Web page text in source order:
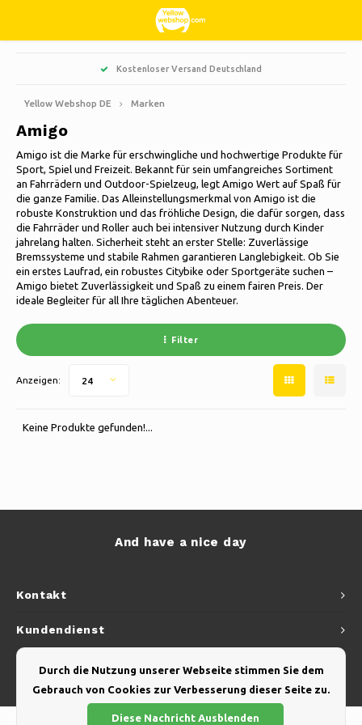
Hoofdmenu / haushalte
Kochen
Reinigen
Aufbewahrungsboxen
Hoofdmenu / hobbys & freizeit
Bücher
Kreativ
Tiere
Fahrräder
Camping
Reisen
Hoofdmenu / weihnachten
Künstliche Weihnachtsbäume
Weihnachtskränze & Girlanden
Weihnachtsbeleuchtung
Weihnachtsdekoration
Hoofdmenu / kleidung
Jacken Nordberg Outdoor
Wintersport Nordberg Outdoor
Unterwäsche
Socken
Thermo
Hoofdmenu / süßigkeiten und bonbons
Süß, sauer und Lakritz
Hoofdmenu / garten
Barbecue
Pflanzgefäße und Blumentöpfe
Sonnenschirme
Gartendekoration
Gartenwerkzeuge
Gartenmöbel
Hoofdmenu / wohnen, interieur und dekoration
Fußmatten
Dekoration & Zubehör
Duftkerzen
Glasbilder
Kerzen
Uhren
Hoofdmenu
Nederlands
Deutsch
English
Français
Italiano
Kostenloser Versand Deutschland
Yellow Webshop DE Marken
Amigo
Amigo ist die Marke für erschwingliche und hochwertige Produkte für
Sport, Spiel und Freizeit. Bekannt für sein umfangreiches Sortiment
an Fahrrädern und Outdoor-Spielzeug, legt Amigo Wert auf Spaß für
die ganze Familie. Das Alleinstellungsmerkmal von Amigo ist die
robuste Konstruktion und das fröhliche Design, die dafür sorgen, dass
die Fahrräder und Roller auch bei intensiver Nutzung durch Kinder
jahrelang halten. Sicherheit steht an erster Stelle: Zuverlässige
Bremssysteme und stabile Rahmen garantieren Langlebigkeit. Ob Sie
ein erstes Laufrad, ein robustes Citybike oder Sportgeräte suchen –
Amigo bietet Zuverlässigkeit und Spaß zu einem fairen Preis. Der
ideale Begleiter für all Ihre täglichen Abenteuer.
Filter
Anzeigen: 24
Keine Produkte gefunden!...
Kontakt
And have a nice day
Kundendienst
Mein Konto
Durch die Nutzung unserer Webseite stimmen Sie dem
Gebrauch von Cookies zur Verbesserung dieser Seite zu.
Diese Nachricht Ausblenden